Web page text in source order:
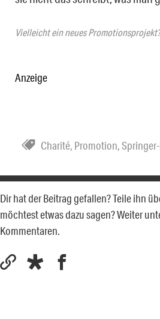
Vielleicht ein neues Promotionsprojekt?
Anzeige
Charité, Promotion,
Dir hat der Beitrag gefallen? Teile ihn
möchtest etwas dazu sagen? Weiter
Kommentaren.